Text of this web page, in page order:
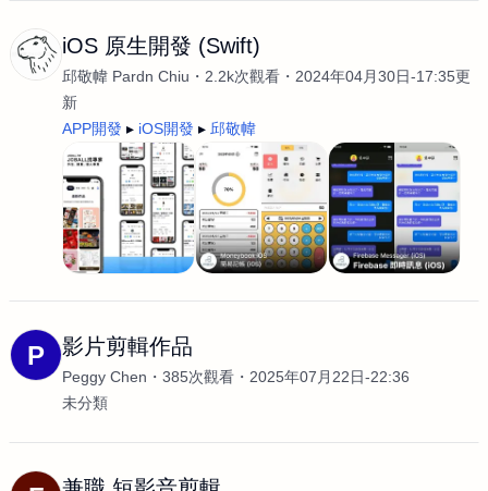
iOS 原生開發 (Swift)
邱敬幃 Pardn Chiu 2.2k次觀看
2024年04月30日-17:35更
新
APP開發
iOS開發 邱敬幃
P 影片剪輯作品
Peggy Chen 385次觀看
2025年07月22日-22:36
未分類